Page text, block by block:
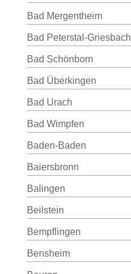
Bad Mergentheim
Bad Peterstal-Griesbach
Bad Schönborn
Bad Überkingen
Bad Urach
Bad Wimpfen
Baden-Baden
Baiersbronn
Balingen
Beilstein
Bempflingen
Bensheim